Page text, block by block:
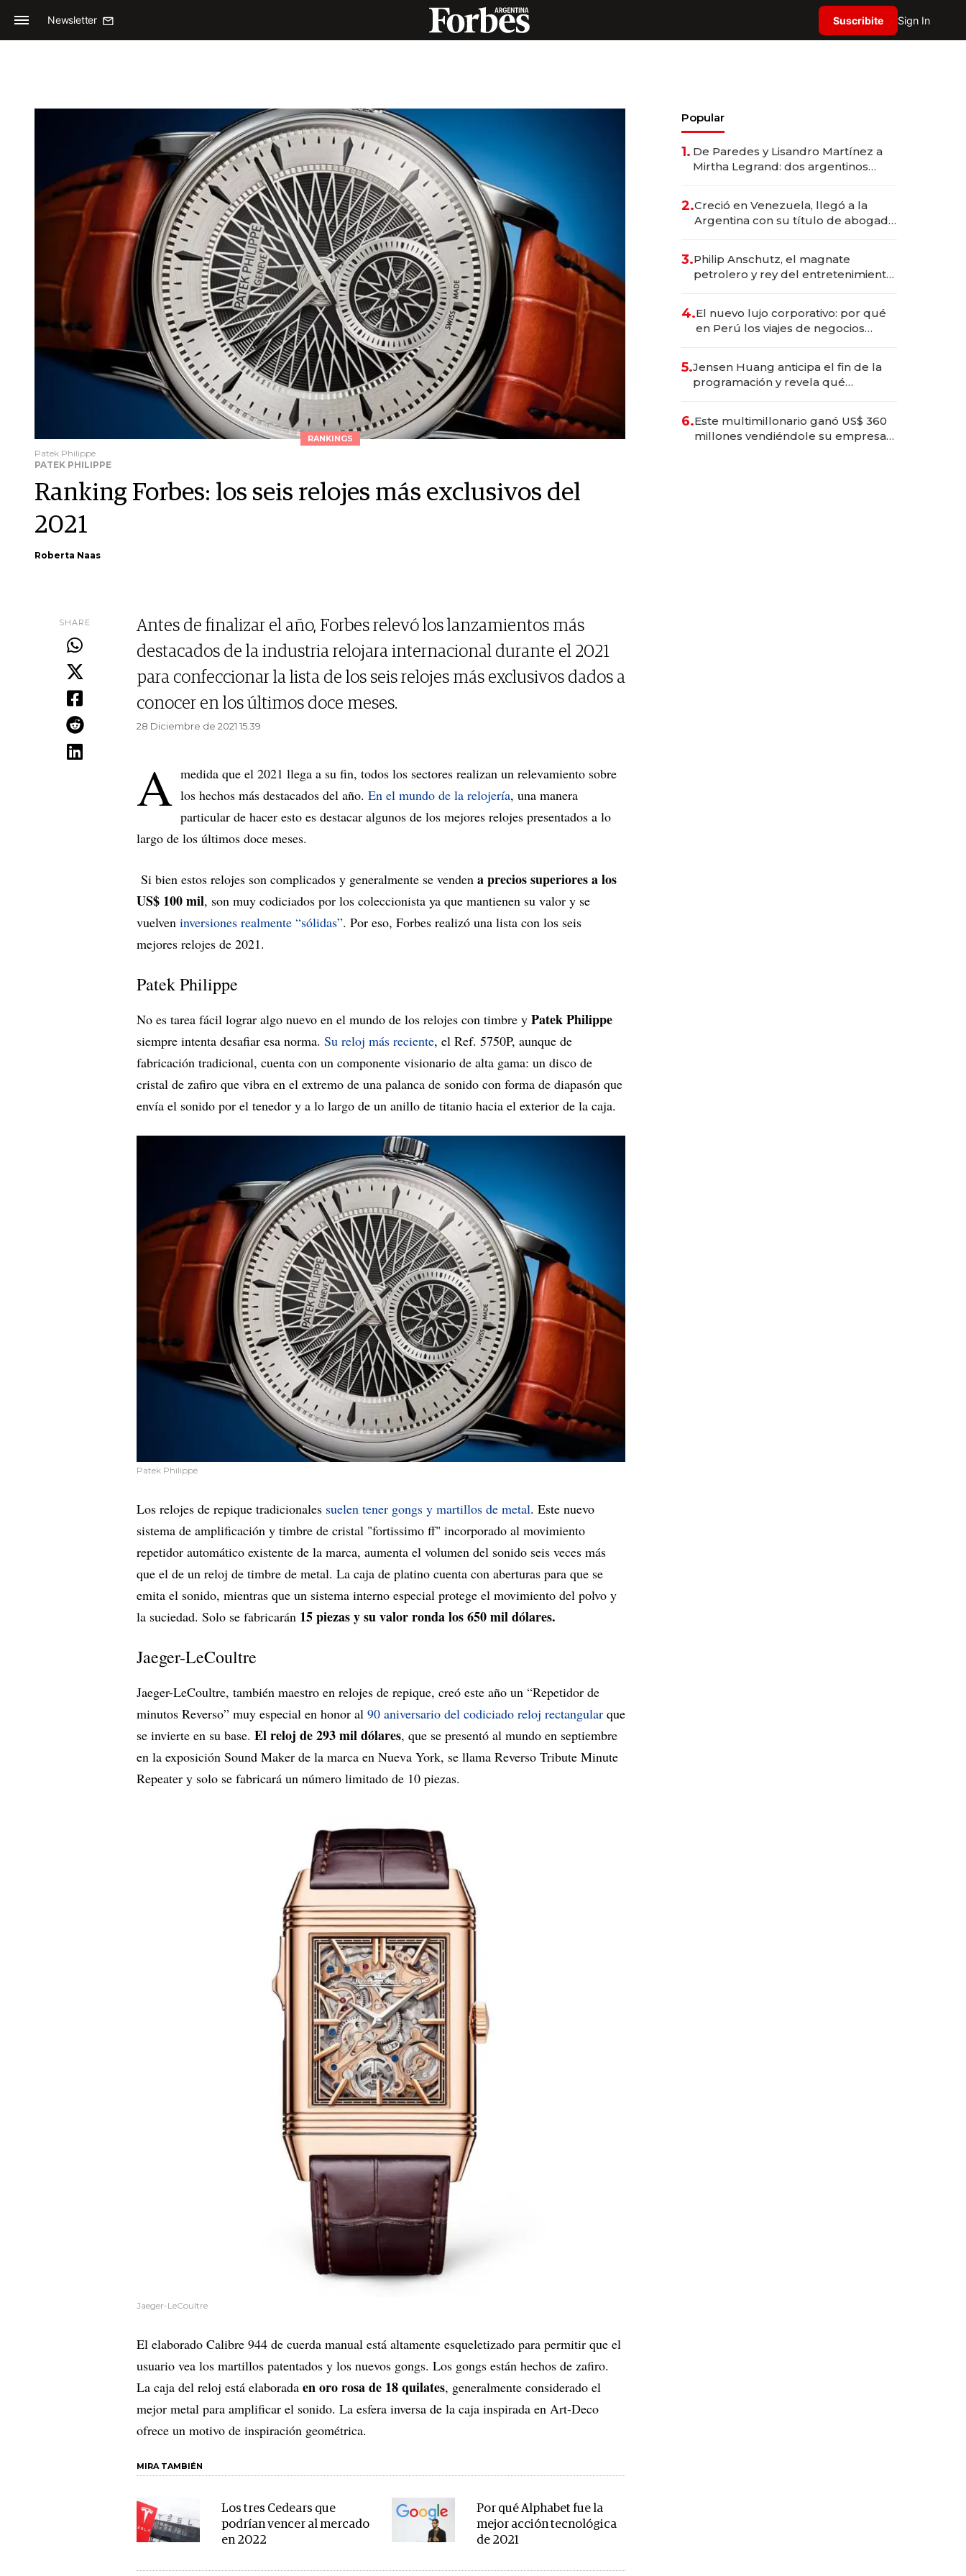
Newsletter Suscribite Sign In
RANKINGS
Patek Philippe
PATEK PHILIPPE
Ranking Forbes: los seis relojes más exclusivos del
2021
Roberta Naas
SHARE
Antes de finalizar el año, Forbes relevó los lanzamientos más
destacados de la industria relojara internacional durante el 2021
para confeccionar la lista de los seis relojes más exclusivos dados a
conocer en los últimos doce meses.
28 Diciembre de 2021 15.39
A medida que el 2021 llega a su fin, todos los sectores realizan un relevamiento sobre
los hechos más destacados del año. En el mundo de la relojería, una manera
particular de hacer esto es destacar algunos de los mejores relojes presentados a lo
largo de los últimos doce meses.
Si bien estos relojes son complicados y generalmente se venden a precios superiores a los
US$ 100 mil, son muy codiciados por los coleccionista ya que mantienen su valor y se
vuelven inversiones realmente “sólidas”. Por eso, Forbes realizó una lista con los seis
mejores relojes de 2021.
Patek Philippe
No es tarea fácil lograr algo nuevo en el mundo de los relojes con timbre y Patek Philippe
siempre intenta desafiar esa norma. Su reloj más reciente, el Ref. 5750P, aunque de
fabricación tradicional, cuenta con un componente visionario de alta gama: un disco de
cristal de zafiro que vibra en el extremo de una palanca de sonido con forma de diapasón que
envía el sonido por el tenedor y a lo largo de un anillo de titanio hacia el exterior de la caja.
Patek Philippe
Los relojes de repique tradicionales suelen tener gongs y martillos de metal. Este nuevo
sistema de amplificación y timbre de cristal "fortissimo ff" incorporado al movimiento
repetidor automático existente de la marca, aumenta el volumen del sonido seis veces más
que el de un reloj de timbre de metal. La caja de platino cuenta con aberturas para que se
emita el sonido, mientras que un sistema interno especial protege el movimiento del polvo y
la suciedad. Solo se fabricarán 15 piezas y su valor ronda los 650 mil dólares.
Jaeger-LeCoultre
Jaeger-LeCoultre, también maestro en relojes de repique, creó este año un “Repetidor de
minutos Reverso” muy especial en honor al 90 aniversario del codiciado reloj rectangular que
se invierte en su base. El reloj de 293 mil dólares, que se presentó al mundo en septiembre
en la exposición Sound Maker de la marca en Nueva York, se llama Reverso Tribute Minute
Repeater y solo se fabricará un número limitado de 10 piezas.
Jaeger-LeCoultre
El elaborado Calibre 944 de cuerda manual está altamente esqueletizado para permitir que el
usuario vea los martillos patentados y los nuevos gongs. Los gongs están hechos de zafiro.
La caja del reloj está elaborada en oro rosa de 18 quilates, generalmente considerado el
mejor metal para amplificar el sonido. La esfera inversa de la caja inspirada en Art-Deco
ofrece un motivo de inspiración geométrica.
MIRA TAMBIÉN
Los tres Cedears que
podrían vencer al mercado
en 2022
Por qué Alphabet fue la
mejor acción tecnológica
de 2021
Popular
1. De Paredes y Lisandro Martínez a
Mirtha Legrand: dos argentinos
2.Creció en Venezuela, llegó a la
Argentina con su título de abogado
marcas "fast premium"
3.Philip Anschutz, el magnate
petrolero y rey del entretenimiento
4.El nuevo lujo corporativo: por qué
en Perú los viajes de negocios
transformadoras
5.Jensen Huang anticipa el fin de la
programación y revela qué
6.Este multimillonario ganó US$ 360
millones vendiéndole su empresa